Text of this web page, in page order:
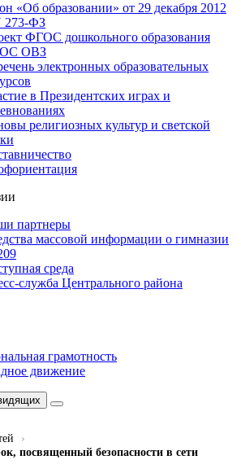
«Об образовании» от 29 декабря 2012
273-ФЗ
ФГОС дошкольного образования
ОВЗ
электронных образовательных
в Президентских играх и
религиозных культур и светской
партнеры
массовой информации о гимназии
среда
служба Центрального района
грамотность
движение
посвященный безопасности в сети